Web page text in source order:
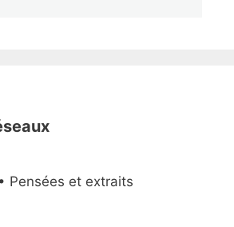
Pensées et extraits